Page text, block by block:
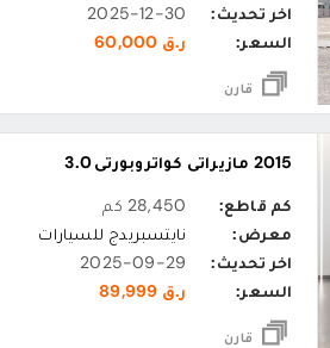
اخر تحديث:
2025-12-30
السعر:
ر.ق 60,000
قارن
2015 مازيراتي كواتروبورتي 3.0
كم قاطع:
28,450 كم
معرض:
نايتسبريدج للسيارات
اخر تحديث:
2025-09-29
السعر:
ر.ق 89,999
قارن